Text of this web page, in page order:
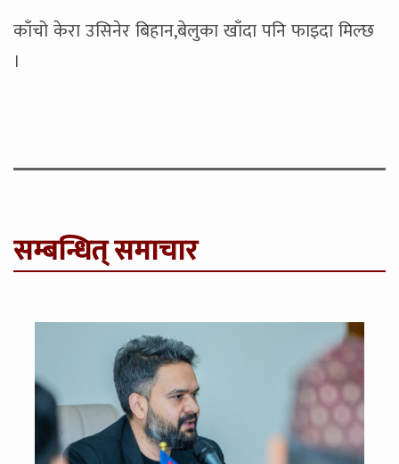
काँचो केरा उसिनेर बिहान,बेलुका खाँदा पनि फाइदा मिल्छ
।
सम्बन्धित् समाचार